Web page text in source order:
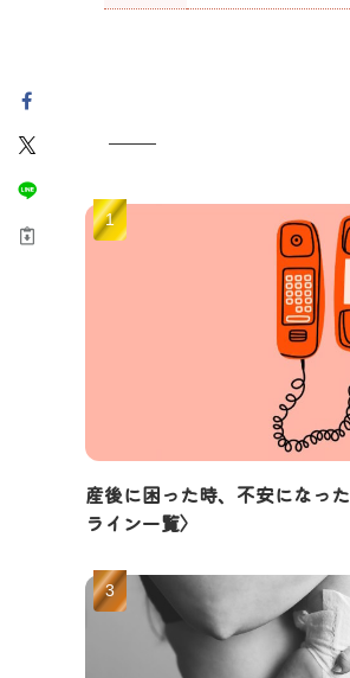
産後に困った時、不安になっ
ライン一覧〉